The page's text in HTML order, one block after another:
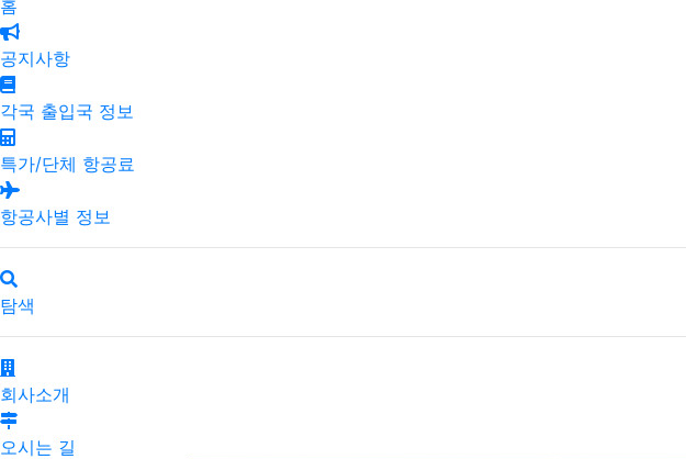
홈
공지사항
각국 출입국 정보
특가/단체 항공료
항공사별 정보
탐색
회사소개
오시는 길